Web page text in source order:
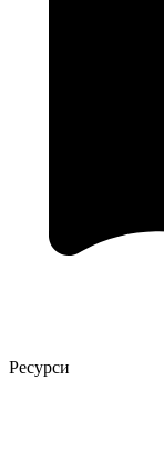
Ресурси